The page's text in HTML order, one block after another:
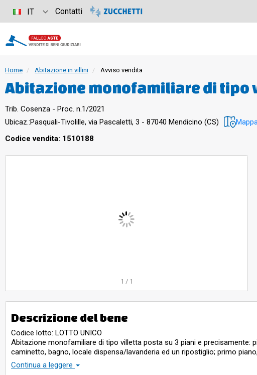
Home Abitazione in villini Avviso vendita
Abitazione monofamiliare di tipo
precisamente: piano
garage con cucina, caminetto,
dispensa/lavanderia ed un
da bagno, cucina, balcone ed
mansarda, costituito da un
Trib. Cosenza - Proc. n.1/2021
Ubicaz.:Pasquali-Tivolille, via Pascaletti, 3 - 87040 Mendicino (CS) Mappa
Codice vendita: 1510188
1 / 1
Descrizione del bene
Codice lotto: LOTTO UNICO
Abitazione monofamiliare di tipo villetta posta su 3 piani e
caminetto, bagno, locale dispensa/lavanderia ed un ripostiglio; primo
secondo-mansarda, costituito da un bagno e tre stanze.
Continua a leggere
IT Contatti